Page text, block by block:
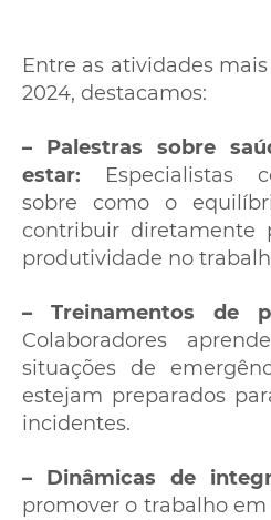
Entre as atividades
2024, destacamos:
– Palestras sobre
estar: Especialistas
sobre como o
contribuir diretamente
produtividade no
– Treinamentos de
Colaboradores
situações de
estejam preparados
incidentes.
– Dinâmicas de
promover o trabalho